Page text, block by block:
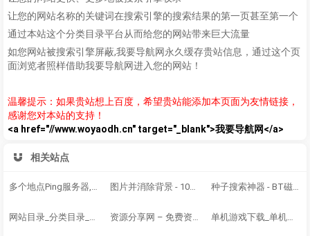
让您的网站名称的关键词在搜索引擎的搜索结果的第一页甚至第一个
通过本站这个分类目录平台从而给您的网站带来巨大流量
如您网站被搜索引擎屏蔽,我要导航网永久缓存贵站信息，通过这个页
面浏览者照样借助我要导航网进入您的网站！
温馨提示：如果贵站想上百度，希望贵站能添加本页面为友情链接，
感谢您对本站的支持！
<a href="//www.woyaodh.cn" target="_blank">我要导航网</a>
相关站点
图片并消除背景 - 100% 全自动 - 仅用 5 秒钟 - 无需点击 - 而且免费 种子搜索神器 - BT磁力链 - 磁力链搜索大全-BT兔子-最快的网盘搜索引擎
单机游戏下载_单机游戏大全_经典单机_单机游戏下载基地_游侠网